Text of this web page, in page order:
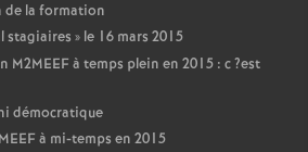
de la formation
stagiaires » le 16 mars 2015
M2MEEFà temps plein en 2015 : c?est
démocratique
à mi-temps en 2015